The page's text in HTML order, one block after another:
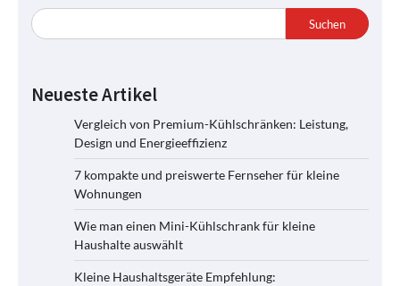
Suchen
Neueste Artikel
Vergleich von Premium-Kühlschränken: Leistung,
Design und Energieeffizienz
7 kompakte und preiswerte Fernseher für kleine
Wohnungen
Wie man einen Mini-Kühlschrank für kleine
Haushalte auswählt
Kleine Haushaltsgeräte Empfehlung: